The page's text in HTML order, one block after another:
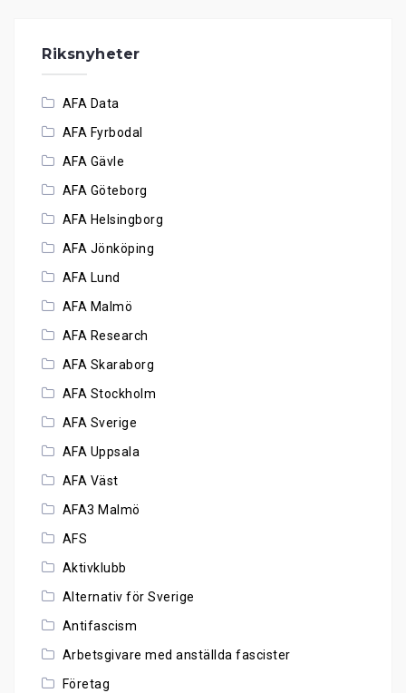
Riksnyheter
AFA Data
AFA Fyrbodal
AFA Gävle
AFA Göteborg
AFA Helsingborg
AFA Jönköping
AFA Lund
AFA Malmö
AFA Research
AFA Skaraborg
AFA Stockholm
AFA Sverige
AFA Uppsala
AFA Väst
AFA3 Malmö
AFS
Aktivklubb
Alternativ för Sverige
Antifascism
Arbetsgivare med anställda fascister
Företag